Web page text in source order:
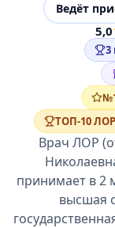
Ведёт
5,0
3
ТОП-10
Врач ЛОР
принимает в 2
высшая